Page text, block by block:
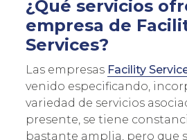
¿Qué servicios
empresa de
Services?
Las empresas Facility
venido especificando,
variedad de servicios
presente, se tiene
bastante amplia, pero que
DEL